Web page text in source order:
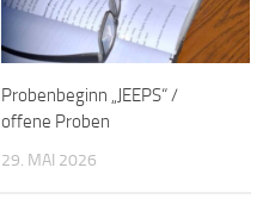
Probenbeginn „JEEPS“ /
offene Proben
29. MAI 2026